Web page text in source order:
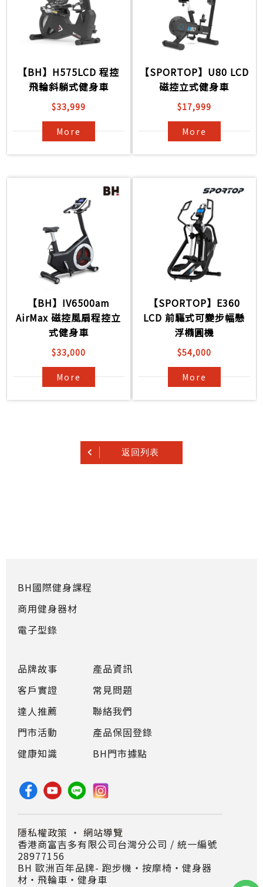
【BH】H575LCD 程控
飛輪斜躺式健身車
$33,999
More
【SPORTOP】U80 LCD
磁控立式健身車
$17,999
More
【BH】IV6500am
AirMax 磁控風扇程控立
式健身車
$33,000
More
【SPORTOP】E360
LCD 前驅式可變步幅懸
浮橢圓機
$54,000
More
返回列表
品牌故事
客戶實證
達人推薦
門市活動
健康知識
產品資訊
常見問題
聯絡我們
產品保固登錄
BH門市據點
BH國際健身課程
商用健身器材
電子型錄
隱私權政策 ・ 網站導覽
香港商富吉多有限公司台灣分公司 / 統一編號
28977156
BH 歐洲百年品牌- 跑步機‧按摩椅‧健身器
材‧飛輪車‧健身車